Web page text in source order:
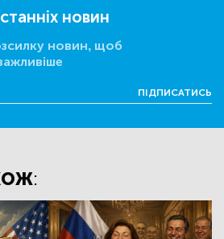
новин
новин, щоб
ПІДПИСАТИСЬ